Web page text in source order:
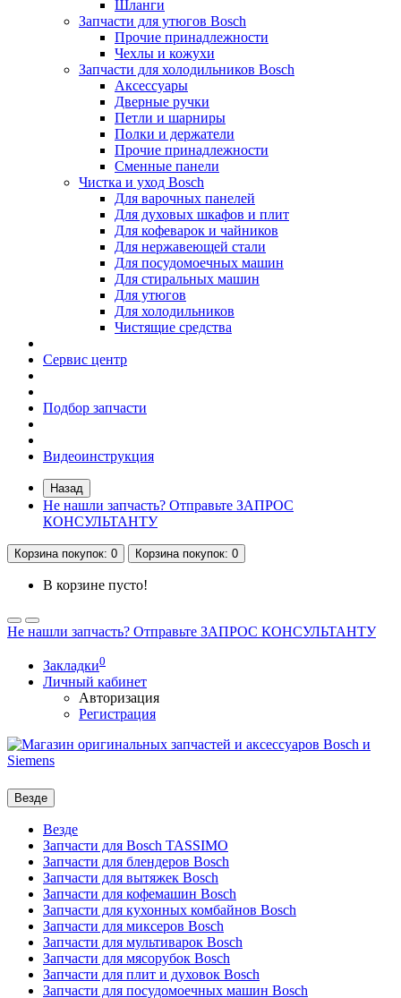
Шланги
Запчасти для утюгов Bosch
Прочие принадлежности
Чехлы и кожухи
Запчасти для холодильников Bosch
Аксессуары
Дверные ручки
Петли и шарниры
Полки и держатели
Прочие принадлежности
Сменные панели
Чистка и уход Bosch
Для варочных панелей
Для духовых шкафов и плит
Для кофеварок и чайников
Для нержавеющей стали
Для посудомоечных машин
Для стиральных машин
Для утюгов
Для холодильников
Чистящие средства
Сервис центр
Подбор запчасти
Видеоинструкция
Назад
Не нашли запчасть? Отправьте ЗАПРОС
КОНСУЛЬТАНТУ
Корзинапокупок: 0 Корзинапокупок: 0
В корзине пусто!
Не нашли запчасть? Отправьте ЗАПРОС КОНСУЛЬТАНТУ
Закладки0
Личный кабинет
Авторизация
Регистрация
Везде
Везде
Запчасти для Bosch TASSIMO
Запчасти для блендеров Bosch
Запчасти для вытяжек Bosch
Запчасти для кофемашин Bosch
Запчасти для кухонных комбайнов Bosch
Запчасти для миксеров Bosch
Запчасти для мультиварок Bosch
Запчасти для мясорубок Bosch
Запчасти для плит и духовок Bosch
Запчасти для посудомоечных машин Bosch